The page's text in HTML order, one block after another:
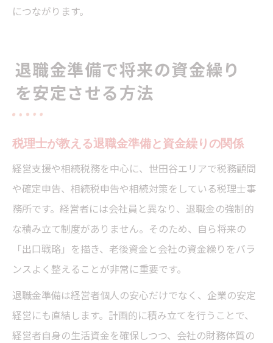
につながります。
退職金準備で将来の資金繰り
を安定させる方法
税理士が教える退職金準備と資金繰りの関係
経営支援や相続税務を中心に、世田谷エリアで税務顧問
や確定申告、相続税申告や相続対策をしている税理士事
務所です。経営者には会社員と異なり、退職金の強制的
な積み立て制度がありません。そのため、自ら将来の
「出口戦略」を描き、老後資金と会社の資金繰りをバラ
ンスよく整えることが非常に重要です。
退職金準備は経営者個人の安心だけでなく、企業の安定
経営にも直結します。計画的に積み立てを行うことで、
経営者自身の生活資金を確保しつつ、会社の財務体質の